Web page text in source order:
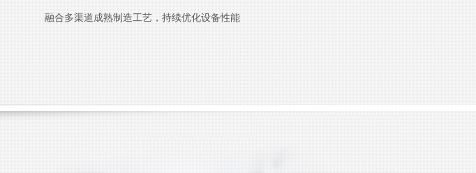
融合多渠道成熟制造工艺，持续优化设备性能